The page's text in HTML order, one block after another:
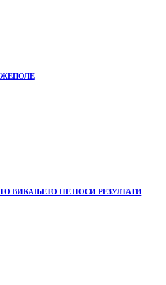
ВИКАЊЕТО НЕ НОСИ РЕЗУЛТАТИ